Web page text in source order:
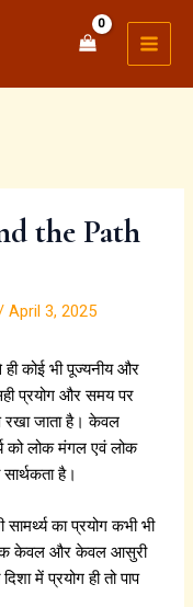
the Path
April 3, 2025
कोई भी पूज्यनीय और
प्रयोग और समय पर
रखा जाता है। केवल
को लोक मंगल एवं लोक
है।
का प्रयोग कभी भी
केवल और केवल आसुरी
में प्रयोग ही तो पाप
जो
सो
व
है
जा
है
वो
पा
व
त